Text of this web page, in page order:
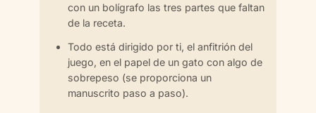
con un bolígrafo las tres partes que faltan
de la receta.
Todo está dirigido por ti, el anfitrión del
juego, en el papel de un gato con algo de
sobrepeso (se proporciona un
manuscrito paso a paso).